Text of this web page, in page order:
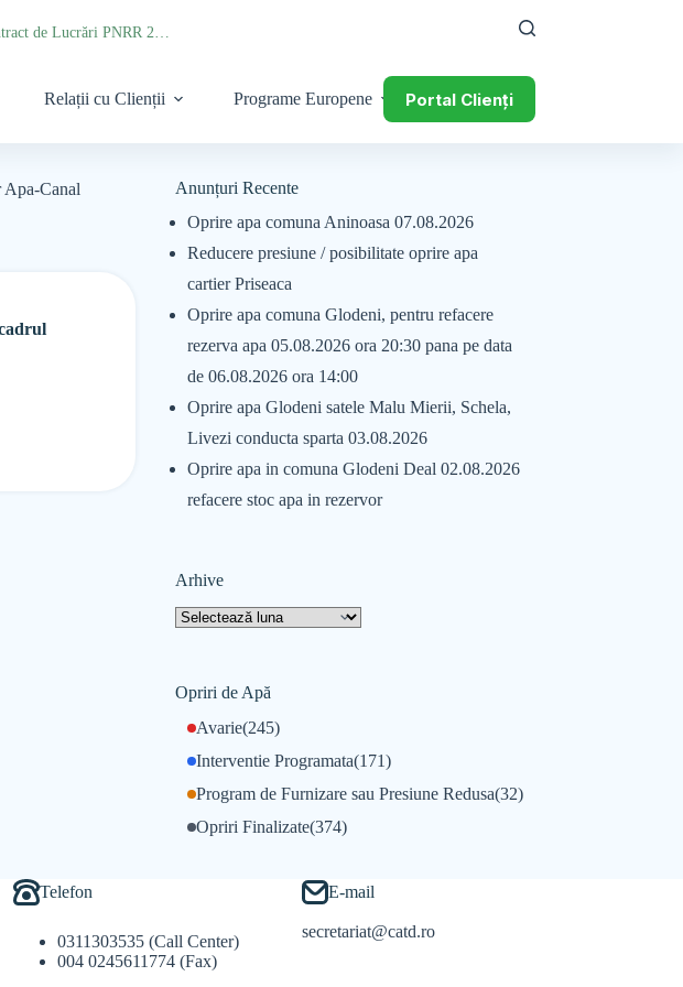
Relații cu Clienții Programe Europene Portal Clienți
Apa-Canal
Anunțuri Recente
Oprire apa comuna Aninoasa 07.08.2026
Reducere presiune / posibilitate oprire apa
cartier Priseaca
Oprire apa comuna Glodeni, pentru refacere
rezerva apa 05.08.2026 ora 20:30 pana pe data
de 06.08.2026 ora 14:00
Oprire apa Glodeni satele Malu Mierii, Schela,
Livezi conducta sparta 03.08.2026
Oprire apa in comuna Glodeni Deal 02.08.2026
refacere stoc apa in rezervor
Arhive
Opriri de Apă
Avarie(245)
Interventie Programata(171)
Opriri Finalizate(374)
Program de Furnizare sau Presiune Redusa(32)
Telefon
0311303535 (Call Center)
004 0245611774 (Fax)
E-mail
secretariat@catd.ro